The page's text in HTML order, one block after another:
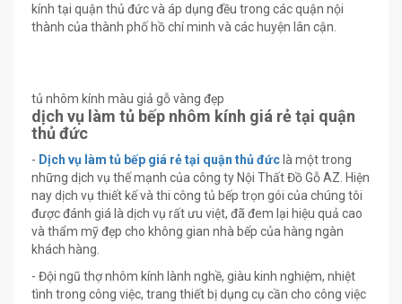
kính tại quận thủ đức và áp dụng đều trong các quận nội
thành của thành phố hồ chí minh và các huyện lân cận.
tủ nhôm kính màu giả gỗ vàng đẹp
dịch vụ làm tủ bếp nhôm kính giá rẻ tại quận
thủ đức
- Dịch vụ làm tủ bếp giá rẻ tại quận thủ đức là một trong
những dịch vụ thế mạnh của công ty Nội Thất Đồ Gỗ AZ. Hiện
nay dịch vụ thiết kế và thi công tủ bếp trọn gói của chúng tôi
được đánh giá là dịch vụ rất ưu việt, đã đem lại hiệu quả cao
và thẩm mỹ đẹp cho không gian nhà bếp của hàng ngàn
khách hàng.
- Đội ngũ thợ nhôm kính lành nghề, giàu kinh nghiệm, nhiệt
tình trong công việc, trang thiết bị dụng cụ cần cho công việc